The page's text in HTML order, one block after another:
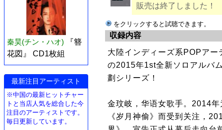
秦昊(チン・ハオ)
『簪
花図』 CD1枚組
最新注目アーティスト
※中国の最新ヒットチャー
トと当店人気を総合した今
注目のアーティストです。
毎日更新しています。
販売は終了しました！
をクリックすると試聴できます。
収録内容
大陸インディーズ系POPア
の2015年1st全新ソロアルバ
劃シリーズ！
金玟岐，华语女歌手。2014
《岁月神偷》而受到关注，